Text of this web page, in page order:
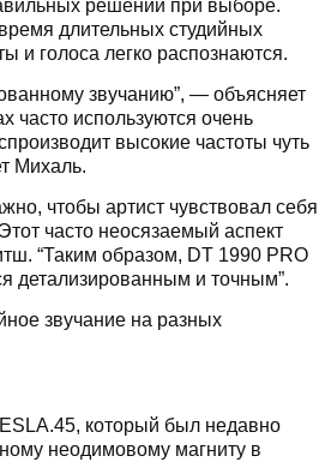
решений при выборе.
длительных студийных
и голоса легко распознаются.
звучанию”, — объясняет
часто используются очень
высокие частоты чуть
Михаль.
чтобы артист чувствовал себя
часто неосязаемый аспект
“Таким образом, DT 1990 PRO
детализированным и точным”.
звучание на разных
который был недавно
неодимовому магниту в